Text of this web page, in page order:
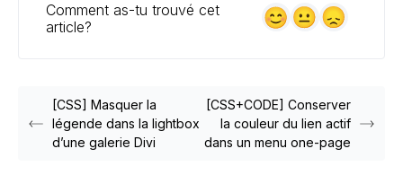
Comment as-tu trouvé cet
article?
[CSS] Masquer la
légende dans la lightbox
d’une galerie Divi
[CSS+CODE] Conserver
la couleur du lien actif
dans un menu one-page